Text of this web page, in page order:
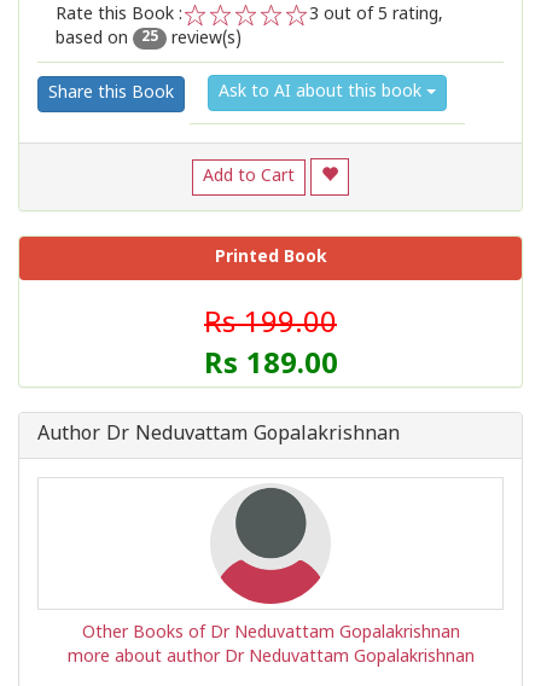
Rate this Book :
3
2
1
3 out of 5 rating,
based on
25 review(s)
Share this Book Ask to AI about this book
Add to Cart
Printed Book
Rs 199.00
Rs 189.00
Author Dr Neduvattam Gopalakrishnan
Other Books of Dr Neduvattam Gopalakrishnan
more about author Dr Neduvattam Gopalakrishnan